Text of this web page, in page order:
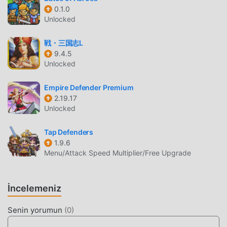
sadece Through the Darkest of Times 1.0.19'ın en son
sürümünü ücretsiz olarak sunmakla kalmaz, aynı zamanda
Freemodunu ücretsiz olarak sağlar, oyundaki tekrarlayan
mekanik görevleri kaydetmenize yardımcı olur, böylece
odaklanabilirsiniz oyunun kendisinin getirdiği neşenin
the Darkest of Times modunun oyunculardan herhangi bir
ücret talep etmeyeceğini ve %100 güvenli, kullanılabilir ve
kurulumu ücretsiz olduğunu vaat ediyor. Sadece moddroid
Times 1.0.19 indirip yükleyebilirsiniz. Ne duruyorsun,
moddroid'i indir ve oyna!
Through the Darkest of Times Popüler bir strategy oyunu
hayran kazanmasına yardımcı oldu. Geleneksel strategy
0.1.0
Unlocked
戦・三国志L
9.4.5
Unlocked
Empire Defender Premium
2.19.17
Unlocked
Tap Defenders
1.9.6
Menu/Attack Speed Multiplier/Free Upgrade
İncelemeniz
Senin yorumun (0)